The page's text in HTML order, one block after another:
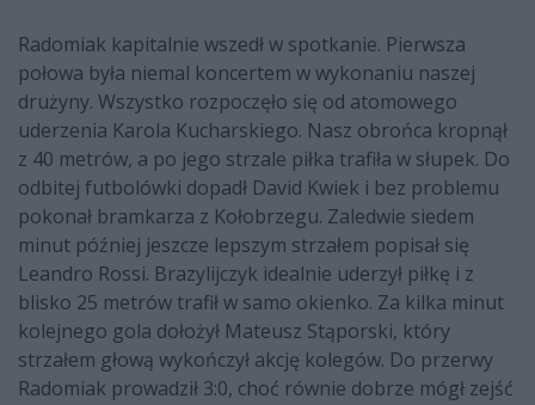
Radomiak kapitalnie wszedł w spotkanie. Pierwsza
połowa była niemal koncertem w wykonaniu naszej
drużyny. Wszystko rozpoczęło się od atomowego
uderzenia Karola Kucharskiego. Nasz obrońca kropnął
z 40 metrów, a po jego strzale piłka trafiła w słupek. Do
odbitej futbolówki dopadł David Kwiek i bez problemu
pokonał bramkarza z Kołobrzegu. Zaledwie siedem
minut później jeszcze lepszym strzałem popisał się
Leandro Rossi. Brazylijczyk idealnie uderzył piłkę i z
blisko 25 metrów trafił w samo okienko. Za kilka minut
kolejnego gola dołożył Mateusz Stąporski, który
strzałem głową wykończył akcję kolegów. Do przerwy
Radomiak prowadził 3:0, choć równie dobrze mógł zejść